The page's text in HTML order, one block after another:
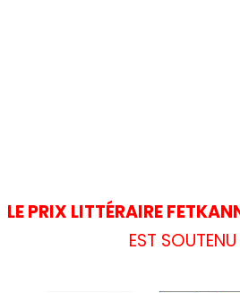
LE PRIX LITTÉRAIRE
EST